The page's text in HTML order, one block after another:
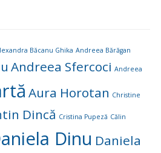
Băcanu Ghika Andreea Bărăgan
Andreea Sfercoci Andreea
Aura Horotan Christine
Dincă Cristina Pupeză Călin
Dinu Daniela